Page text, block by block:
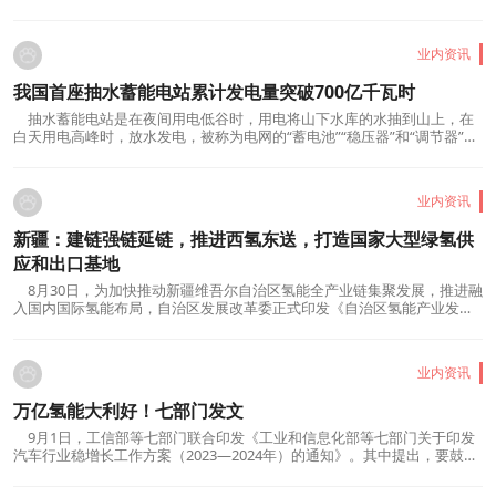
以来，广东紧扣“一点两地”全新定位推进湾区建设...
业内资讯
我国首座抽水蓄能电站累计发电量突破700亿千瓦时
抽水蓄能电站是在夜间用电低谷时，用电将山下水库的水抽到山上，在
白天用电高峰时，放水发电，被称为电网的“蓄电池”“稳压器”和“调节器”。
于广东南昆山脉北侧的广州抽水蓄能电站，...
业内资讯
新疆：建链强链延链，推进西氢东送，打造国家大型绿氢供
应和出口基地
8月30日，为加快推动新疆维吾尔自治区氢能全产业链集聚发展，推进融
入国内国际氢能布局，自治区发展改革委正式印发《自治区氢能产业发展
疆融入国内国际氢能布局，推动新疆氢能全产业链集...
业内资讯
万亿氢能大利好！七部门发文
9月1日，工信部等七部门联合印发《工业和信息化部等七部门关于印发
汽车行业稳增长工作方案（2023—2024年）的通知》。其中提出，要鼓励